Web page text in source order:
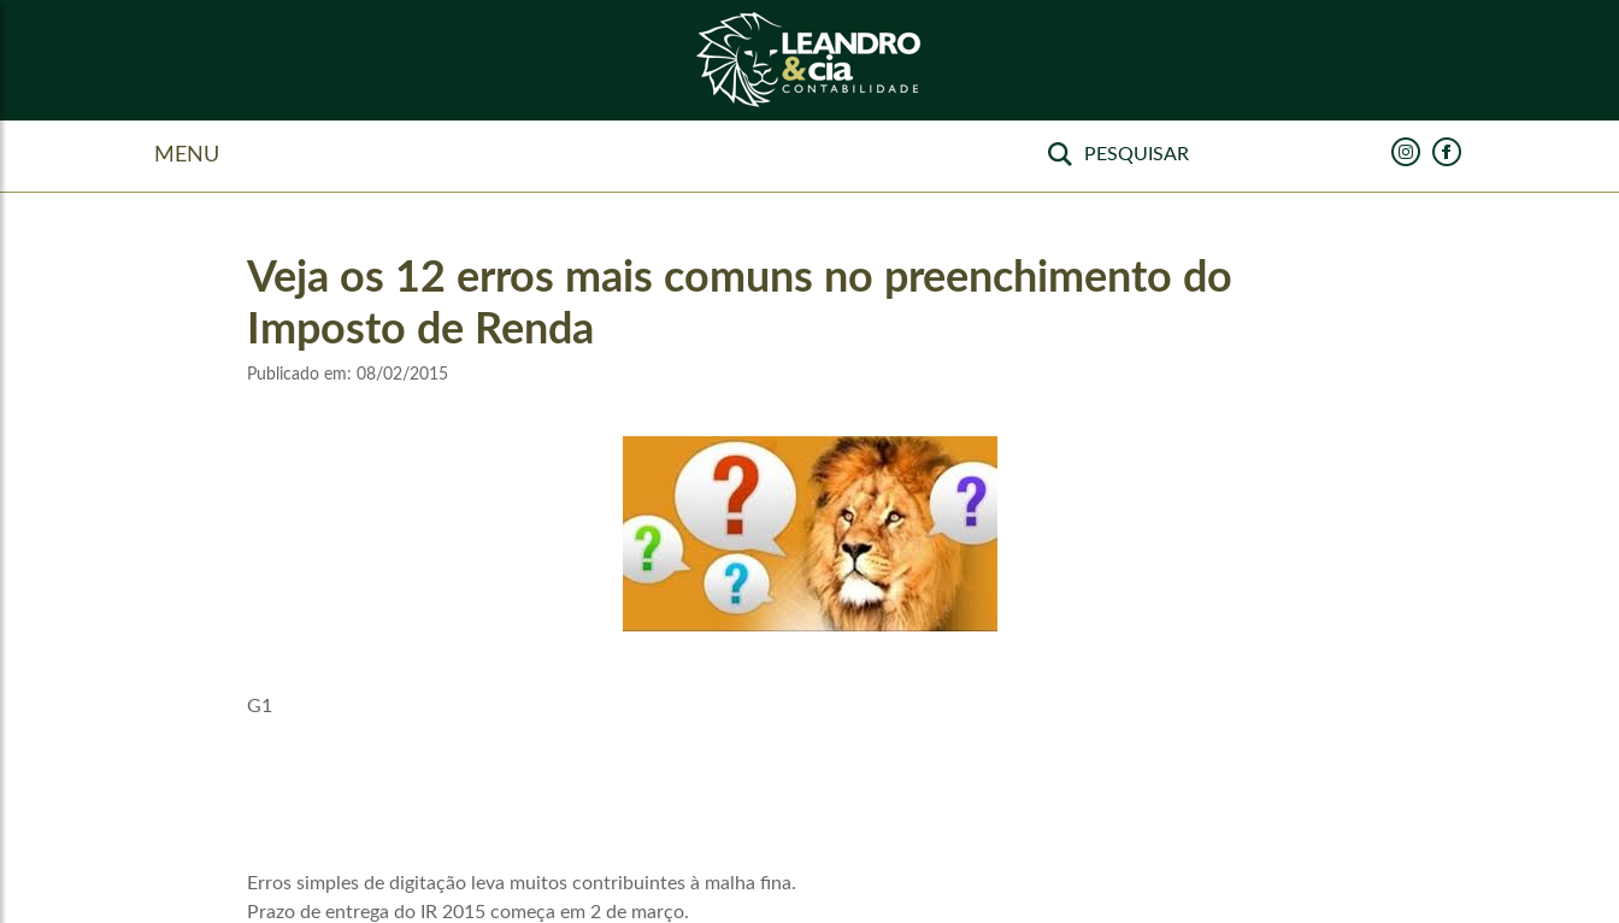
MENU
Veja os 12 erros mais comuns no preenchimento do
Imposto de Renda
Publicado em: 08/02/2015
G1
Erros simples de digitação leva muitos contribuintes à malha fina.
Prazo de entrega do IR 2015 começa em 2 de março.